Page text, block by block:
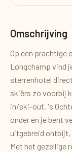
Omschrijving
Op een prachtige
Longchamp vind
sterrenhotel
skiërs zo voorbij
in/ski-out. 's
onder en je bent
uitgebreid
Met het gezellige